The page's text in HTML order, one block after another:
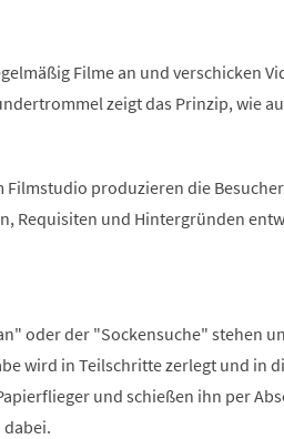
Filme an und verschicken
zeigt das Prinzip, wie
Filmstudio produzieren die
Requisiten und Hintergründen
oder der "Sockensuche" stehen
wird in Teilschritte zerlegt und in
und schießen ihn per